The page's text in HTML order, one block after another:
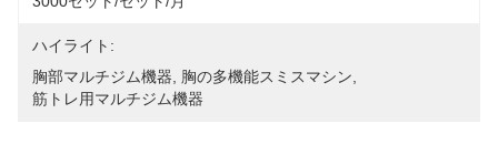
ハイライト:
胸部マルチジム機器
胸の多機能スミスマシン
筋トレ用マルチジム機器